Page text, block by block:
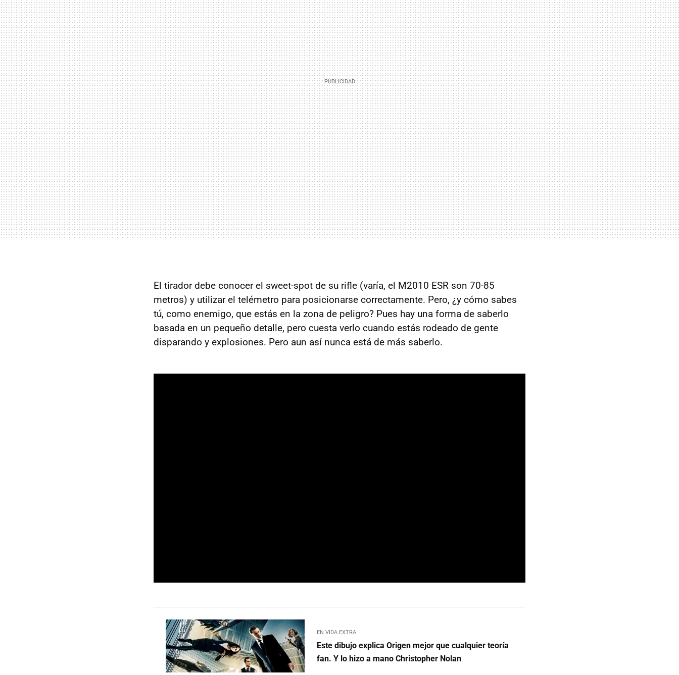
El tirador debe conocer el sweet-spot de su rifle (varía, el M2010 ESR son 70-85
metros) y utilizar el telémetro para posicionarse correctamente. Pero, ¿y cómo sabes
tú, como enemigo, que estás en la zona de peligro? Pues hay una forma de saberlo
basada en un pequeño detalle, pero cuesta verlo cuando estás rodeado de gente
disparando y explosiones. Pero aun así nunca está de más saberlo.
EN VIDA EXTRA
Este dibujo explica Origen mejor que cualquier teoría
fan. Y lo hizo a mano Christopher Nolan